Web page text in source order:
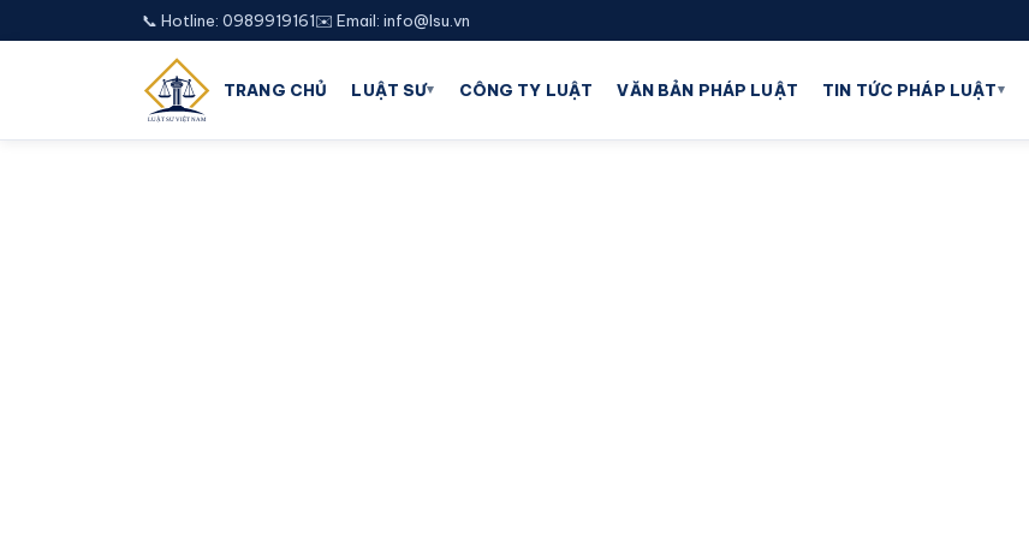
📞 Hotline: 0989919161✉️ Email: info@lsu.vn
TRANG CHỦ LUẬT SƯ▾ CÔNG TY LUẬT VĂN BẢN PHÁP LUẬT TIN TỨC PHÁP LUẬT▾